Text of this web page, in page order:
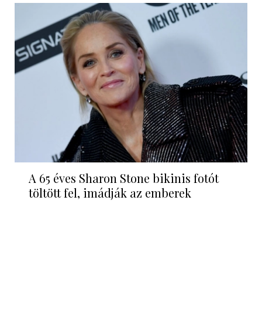
A 65 éves Sharon Stone bikinis fotót
töltött fel, imádják az emberek